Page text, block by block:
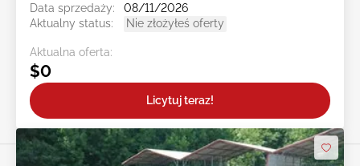
Data sprzedaży:
08/11/2026
Aktualny status:
Nie złożyłeś oferty
Aktualna oferta:
$0
Licytuj teraz!